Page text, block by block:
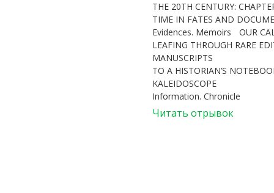
THE 20TH CENTURY:
TIME IN FATES AND
Evidences. Memoirs
OUR
LEAFING THROUGH RARE
MANUSCRIPTS
TO A HISTORIAN’S
KALEIDOSCOPE
Information. Chronicle
Читать отрывок